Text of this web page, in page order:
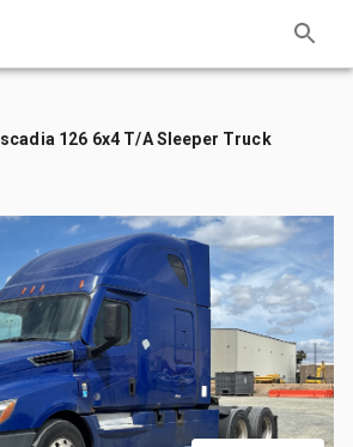
126 6x4 T/A Sleeper Truck